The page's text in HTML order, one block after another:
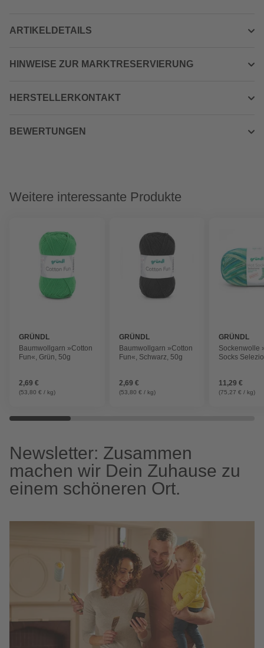
ARTIKELDETAILS
HINWEISE ZUR MARKTRESERVIERUNG
HERSTELLERKONTAKT
BEWERTUNGEN
Weitere interessante Produkte
GRÜNDL
Baumwollgarn »Cotton
Fun«, Grün, 50g
2,69 €
(53,80 € / kg)
GRÜNDL
Baumwollgarn »Cotton
Fun«, Schwarz, 50g
2,69 €
(53,80 € / kg)
GRÜNDL
Sockenwolle
Socks
11,29 €
(75,27 € / kg)
Newsletter: Zusammen
machen wir Dein Zuhause zu
einem schöneren Ort.